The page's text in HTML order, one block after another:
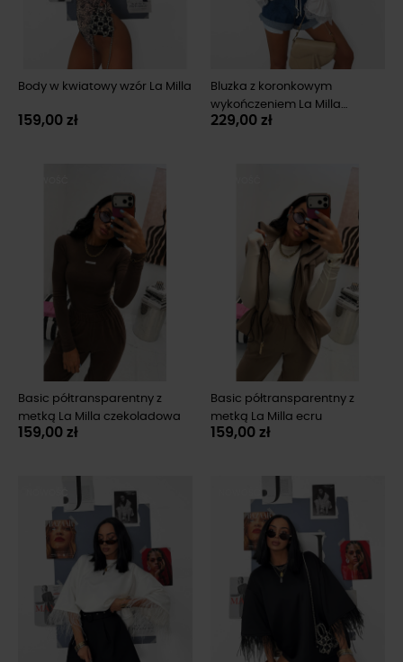
Body w kwiatowy wzór La Milla
159,00 zł
Bluzka z koronkowym
wykończeniem La Milla
śmietankowa
229,00 zł
Basic półtransparentny z
metką La Milla czekoladowa
159,00 zł
Basic półtransparentny z
metką La Milla ecru
159,00 zł